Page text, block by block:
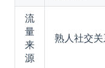
流
量
来
源
熟人社交